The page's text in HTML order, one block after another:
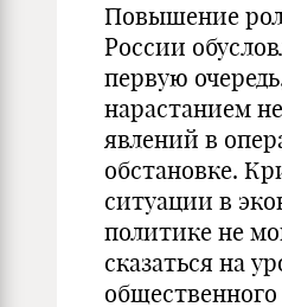
Повышение
России
первую
нарастанием
явлений в
обстановке.
ситуации в
политике не
сказаться на